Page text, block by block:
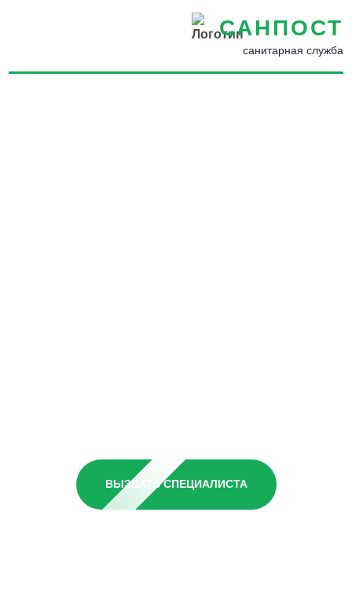
САНПОСТ
санитарная служба
ВЫЗВАТЬ СПЕЦИАЛИСТА